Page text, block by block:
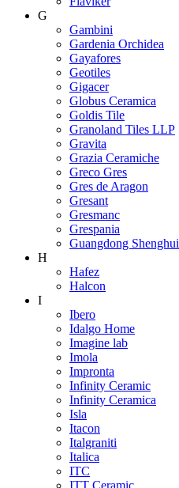
G
Gambini
Gardenia Orchidea
Gayafores
Geotiles
Gigacer
Globus Ceramica
Goldis Tile
Granoland Tiles LLP
Gravita
Grazia Ceramiche
Greco Gres
Gres de Aragon
Gresant
Gresmanc
Grespania
Guangdong
H
Hafez
Halcon
I
Ibero
Idalgo Home
Imagine lab
Imola
Impronta
Infinity Ceramic
Infinity Ceramica
Isla
Itacon
Italgraniti
Italica
ITC
ITT Ceramic